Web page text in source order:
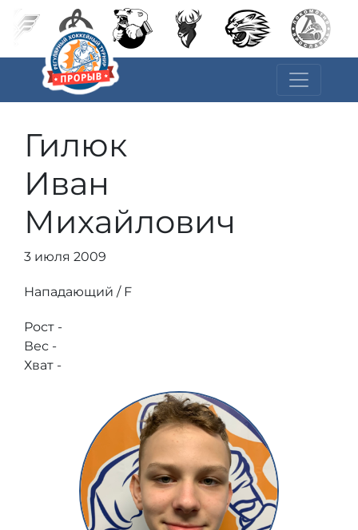
Гилюк
Иван
Михайлович
3 июля 2009
Нападающий / F
Рост -
Вес -
Хват -